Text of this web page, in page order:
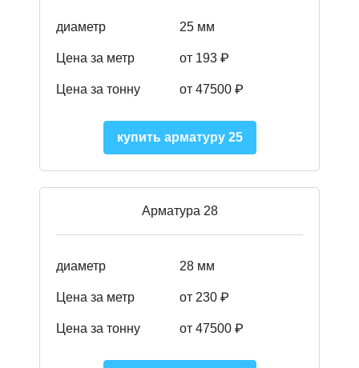
диаметр 25 мм
Цена за метр от 193 ₽
Цена за тонну от 47500 ₽
купить арматуру 25
Арматура 28
диаметр 28 мм
Цена за метр от 230 ₽
Цена за тонну от 47500 ₽